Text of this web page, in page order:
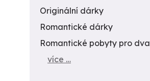
Originální dárky
Romantické dárky
Romantické pobyty pro dva
více …